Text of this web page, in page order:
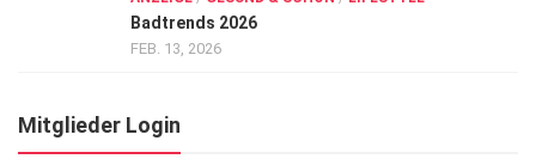
Badtrends 2026
FEB. 13, 2026
Mitglieder Login